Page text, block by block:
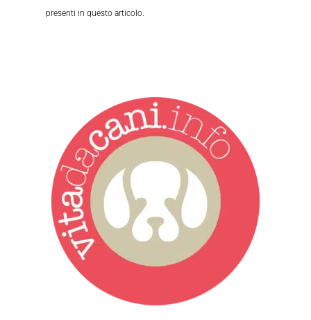
presenti in questo articolo.